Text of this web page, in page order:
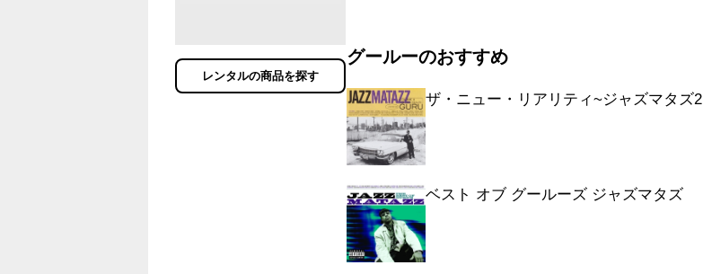
レンタルの商品を探す
グールーのおすすめ
ザ・ニュー・リアリティ~ジャズマタズ2
ベスト オブ グールーズ ジャズマタズ